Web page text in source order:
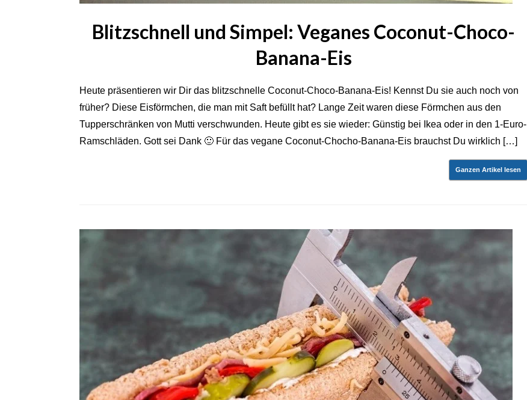
Blitzschnell und Simpel: Veganes Coconut-Choco-
Banana-Eis
Heute präsentieren wir Dir das blitzschnelle Coconut-Choco-Banana-Eis! Kennst Du sie auch noch von
früher? Diese Eisförmchen, die man mit Saft befüllt hat? Lange Zeit waren diese Förmchen aus den
Tupperschränken von Mutti verschwunden. Heute gibt es sie wieder: Günstig bei Ikea oder in den 1-Euro-
Ramschläden. Gott sei Dank 🙂 Für das vegane Coconut-Chocho-Banana-Eis brauchst Du wirklich […]
Ganzen Artikel lesen